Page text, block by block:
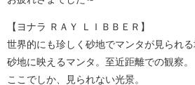
【ヨナラ ＲＡＹ ＬＩＢＢＥＲ】
世界的にも珍しく砂地でマンタが見られる
砂地に映えるマンタ。至近距離での観察。
ここでしか、見られない光景。